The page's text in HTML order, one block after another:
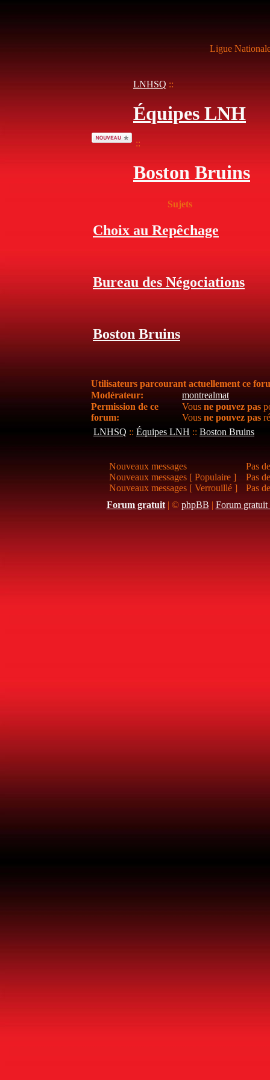
Ligue
LNHSQ ::
Équipes LNH
::
Boston Bruins
Sujets
Choix au Repêchage
Bureau des Négociations
Boston Bruins
Utilisateurs parcourant actuellement ce
Modérateur:
montrealmat
Permission de ce
forum:
Vous ne pouvez pas
Vous ne pouvez pas
LNHSQ :: Équipes LNH :: Boston Bruins
Nouveaux messages
Nouveaux messages [ Populaire ]
Nouveaux messages [ Verrouillé ]
Pas
Pas
Pas
Forum gratuit| © phpBB | Forum gratuit